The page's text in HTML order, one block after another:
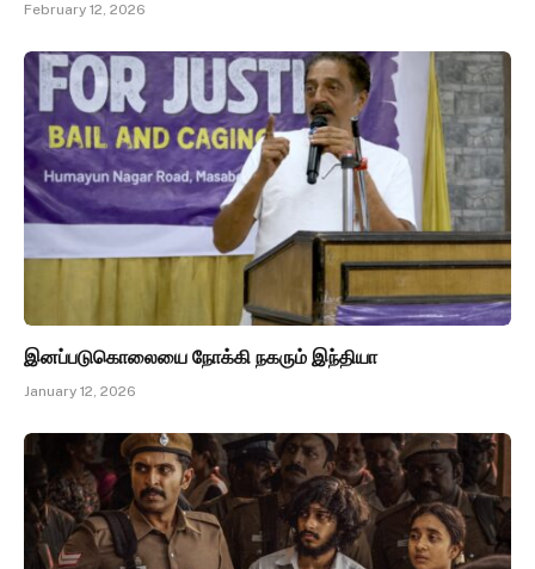
February 12, 2026
இனப்படுகொலையை நோக்கி நகரும் இந்தியா
January 12, 2026